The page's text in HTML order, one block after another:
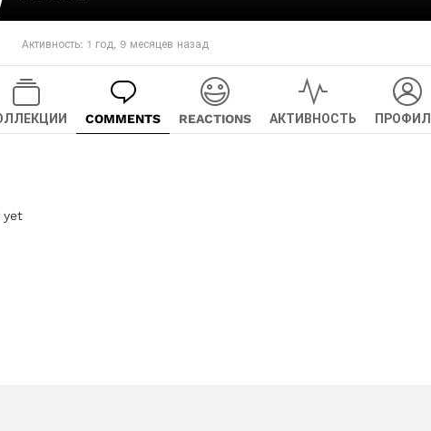
Активность: 1 год, 9 месяцев назад
COMMENTS REACTIONS АКТИВНОСТЬ
yet